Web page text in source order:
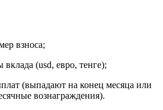
взноса;
(usd, евро, тенге);
(выпадают на конец месяца или
вознаграждения).